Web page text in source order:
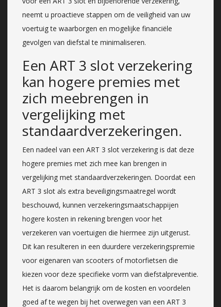
neemt u proactieve stappen om de veiligheid van uw
voertuig te waarborgen en mogelijke financiële
gevolgen van diefstal te minimaliseren.
Een ART 3 slot verzekering
kan hogere premies met
zich meebrengen in
vergelijking met
standaardverzekeringen.
Een nadeel van een ART 3 slot verzekering is dat deze
hogere premies met zich mee kan brengen in
vergelijking met standaardverzekeringen. Doordat een
ART 3 slot als extra beveiligingsmaatregel wordt
beschouwd, kunnen verzekeringsmaatschappijen
hogere kosten in rekening brengen voor het
verzekeren van voertuigen die hiermee zijn uitgerust.
Dit kan resulteren in een duurdere verzekeringspremie
voor eigenaren van scooters of motorfietsen die
kiezen voor deze specifieke vorm van diefstalpreventie.
Het is daarom belangrijk om de kosten en voordelen
goed af te wegen bij het overwegen van een ART 3